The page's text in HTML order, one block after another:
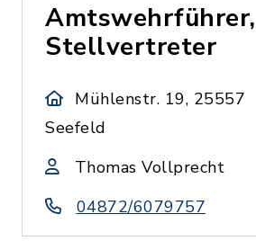
Stellvertreter
Mühlenstr. 19, 25557
Seefeld
Thomas Vollprecht
04872/6079757